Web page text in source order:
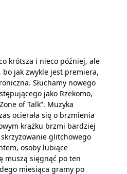
krótsza i nieco później, ale
jak zwykle jest premiera,
Słuchamy nowego
jako Rzekomo,
of Talk”. Muzyka
ocierała się o brzmienia
krążku brzmi bardziej
glitchowego
osoby lubiące
muszą sięgnąć po ten
miesiąca gramy po